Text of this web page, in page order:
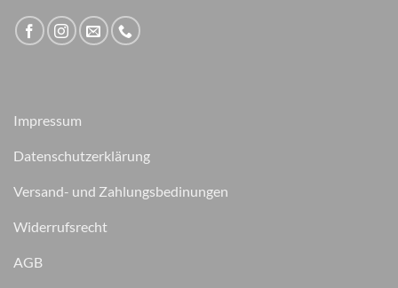
Impressum
Datenschutzerklärung
Versand- und Zahlungsbedinungen
Widerrufsrecht
AGB